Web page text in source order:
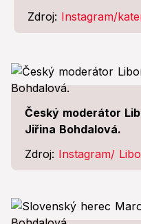
Zdroj: Instagram/
Český moderátor
Jiřina Bohdalová.
Zdroj: Instagram/